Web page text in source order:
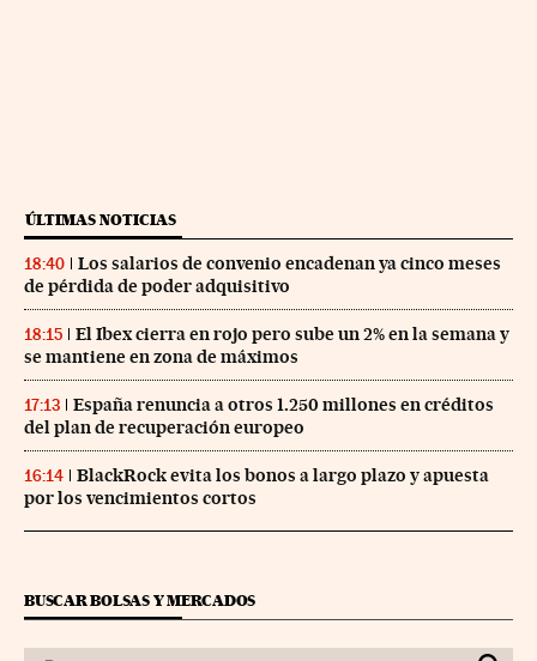
ÚLTIMAS NOTICIAS
18:40
Los salarios de convenio encadenan ya cinco meses
de pérdida de poder adquisitivo
18:15
El Ibex cierra en rojo pero sube un 2% en la semana y
se mantiene en zona de máximos
17:13
España renuncia a otros 1.250 millones en créditos
del plan de recuperación europeo
16:14
BlackRock evita los bonos a largo plazo y apuesta
por los vencimientos cortos
BUSCAR BOLSAS Y MERCADOS